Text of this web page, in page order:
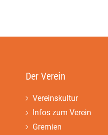
Der Verein
Vereinskultur
Infos zum Verein
Gremien